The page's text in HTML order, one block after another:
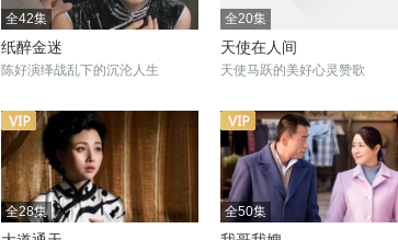
全42集
纸醉金迷
陈好演绎战乱下的沉沦人生
全20集
天使在人间
天使马跃的美好心灵赞歌
全28集 全50集